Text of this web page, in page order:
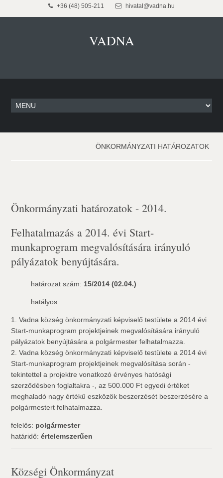
+36 (48) 505-211 hivatal@vadna.hu
VADNA
ÖNKORMÁNYZATI HATÁROZATOK
Önkormányzati határozatok - 2014.
Felhatalmazás a 2014. évi Start-
munkaprogram megvalósítására irányuló
pályázatok benyújtására.
határozat szám: 15/2014 (02.04.)
hatályos
1. Vadna község önkormányzati képviselő testülete a 2014 évi
Start-munkaprogram projektjeinek megvalósítására irányuló
pályázatok benyújtására a polgármester felhatalmazza.
2. Vadna község önkormányzati képviselő testülete a 2014 évi
Start-munkaprogram projektjeinek megvalósítása során -
tekintettel a projektre vonatkozó érvényes hatósági
szerződésben foglaltakra -, az 500.000 Ft egyedi értéket
meghaladó nagy értékű eszközök beszerzését beszerzésére a
polgármestert felhatalmazza.
felelős: polgármester
határidő:értelemszerűen
Községi Önkormányzat